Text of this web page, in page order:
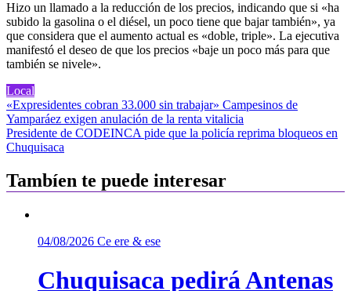
Hizo un llamado a la reducción de los precios, indicando que si «ha
subido la gasolina o el diésel, un poco tiene que bajar también», ya
que considera que el aumento actual es «doble, triple». La ejecutiva
manifestó el deseo de que los precios «baje un poco más para que
también se nivele».
Local
Navegación
de
entradas
«Expresidentes cobran 33.000 sin trabajar» Campesinos de
Yamparáez exigen anulación de la renta vitalicia
Presidente de CODEINCA pide que la policía reprima bloqueos en
Chuquisaca
Tambíen te puede interesar
04/08/2026 Ce ere & ese
Chuquisaca pedirá Antenas